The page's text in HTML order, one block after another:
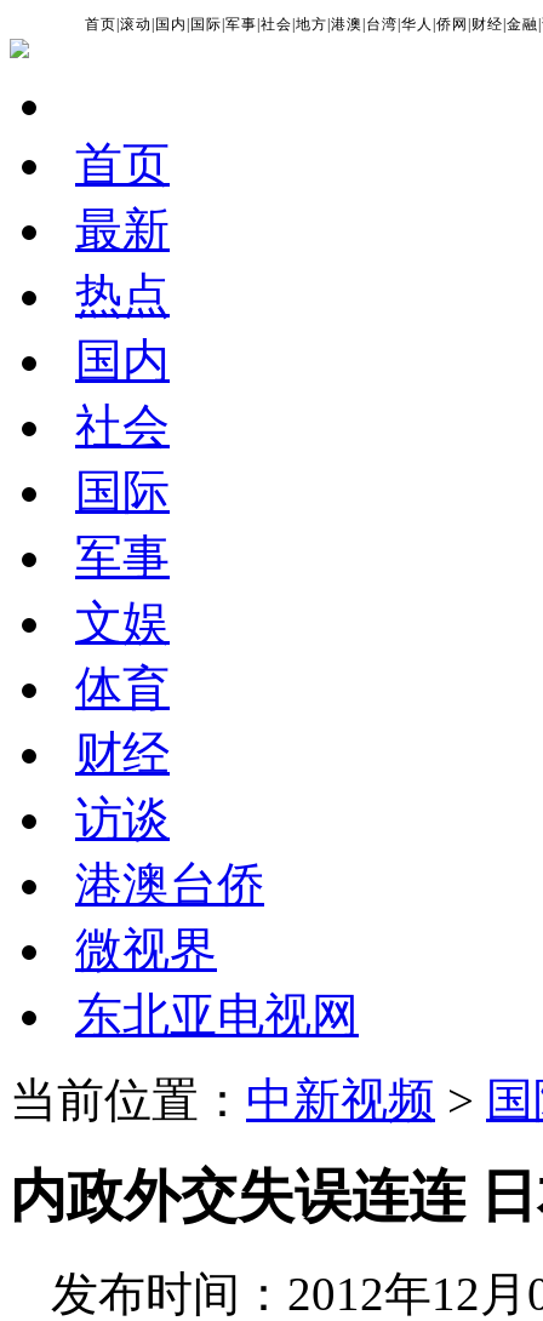
首页 |滚动 国内 国际 |军事 |社会 |地方 |港澳 台湾 |华人 |侨网 财经 |金融 |
首页
最新
热点
国内
社会
国际
军事
文娱
体育
财经
访谈
港澳台侨
微视界
东北亚电视网
当前位置： 中新视频 >
内政外交失误连连
发布时间：2012年12月